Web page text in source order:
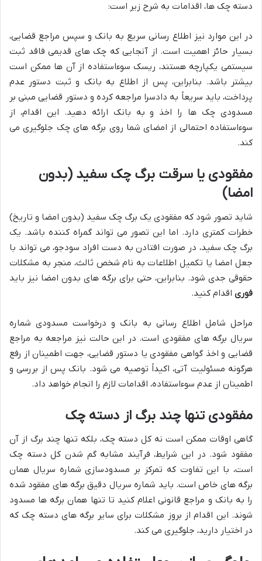
دسته چک ها، اقدامات به شرح زیر است:
در این موارد نیز اطلاع رسانی سریع به بانک و سپس مراجع قضایی،
بسیار حائز اهمیت است. از آنجایی که چک های قدیمی فاقد ثبت
سیستمی یکپارچه هستند، ریسک سوءاستفاده از آن ها ممکن است
بیشتر باشد. بنابراین، پس از اطلاع به بانک و ثبت دستور عدم
پرداخت، باید سریعاً به دادسرا مراجعه کرده و دستور قضایی مبنی بر
مسدودی چک ها را اخذ و به بانک ارائه دهید. این اقدام، از
سوءاستفاده احتمالی از امضای شما روی برگه های چک جلوگیری می
کند.
مفقودی یا سرقت برگ چک سفید (بدون
امضا)
شاید تصور شود که مفقودی یک برگ چک سفید (بدون امضا و تاریخ)
خطرات کمتری دارد. اما این تصور می تواند گمراه کننده باشد. یک
برگ چک سفید، در صورت افتادن به دست افراد سودجو، می تواند با
جعل امضا یا تکمیل اطلاعات به نام شخص ثالث، منجر به مشکلات
حقوقی جدی شود. بنابراین، حتی برای برگه های بدون امضا نیز باید
فوری اقدام کنید.
مراحل شامل اطلاع رسانی به بانک و درخواست مسدودی شماره
سریال برگه های مفقودی است. در این حالت نیز مراجعه به مراجع
قضایی و اخذ گواهی مفقودی یا دستور قضایی، جهت اطمینان از رفع
هرگونه مسئولیت آتی، اکیداً توصیه می شود. بانک پس از بررسی و
اطمینان از عدم سوءاستفاده، اقدامات لازم را انجام خواهد داد.
مفقودی تنها چند برگ از دسته چک
گاهی اوقات ممکن است نه کل دسته چک، بلکه تنها چند برگ از آن
مفقود شود. در این شرایط، فرآیند مشابه گم شدن کل دسته چک
است، با این تفاوت که تمرکز بر مسدودسازی شماره سریال همان
برگه های خاص است. باید شماره سریال دقیق برگه های مفقود شده
را به بانک و مراجع قانونی اعلام کنید تا تنها همان برگه ها مسدود
شوند. این اقدام از بروز مشکلات برای سایر برگه های دسته چک که
در اختیار دارید، جلوگیری می کند.